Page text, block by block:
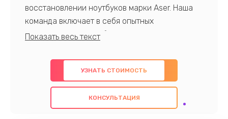
восстановлении ноутбуков марки Aser. Наша
команда включает в себя опытных
профессионалов с обширными знаниями и
предлагаем быстрый и качественный ремонт с
использованием оригинальных компонентов, а
также гарантируем качество всех
проведенных работ. Наша цель - предоставить
УЗНАТЬ СТОИМОСТЬ
КОНСУЛЬТАЦИЯ